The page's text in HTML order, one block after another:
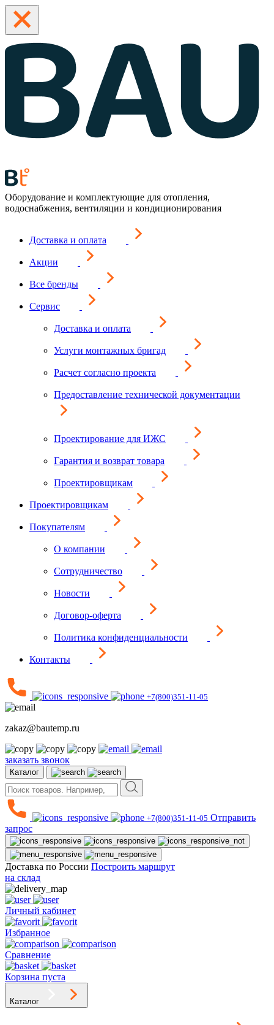
Оборудование и комплектующие для отопления,
водоснабжения, вентиляции и кондиционирования
Доставка и оплата
Акции
Все бренды
Сервис
Доставка и оплата
Услуги монтажных бригад
Расчет согласно проекта
Предоставление технической документации
Проектирование для ИЖС
Гарантия и возврат товара
Проектировщикам
Проектировщикам
Покупателям
О компании
Сотрудничество
Новости
Договор-оферта
Политика конфиденциальности
Контакты
+7(800)351-11-05
zakaz@bautemp.ru
заказать звонок
Каталог
+7(800)351-11-05 Отправить
запрос
Доставка по России Построить маршрут
на склад
Личный кабинет
Избранное
Сравнение
Корзина пуста
Каталог